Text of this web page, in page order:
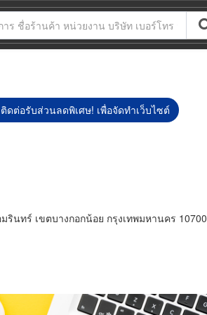
ดต่อรับส่วนลดพิเศษ! เพื่อจัดทำเว็บไซต์
นทร์ เขตบางกอกน้อย กรุงเทพมหานคร 10700